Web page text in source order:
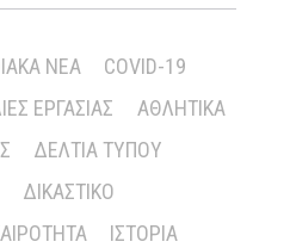
ΝΈΑ
COVID-19
ΕΡΓΑΣΊΑΣ
ΑΘΛΗΤΙΚΆ
ΔΕΛΤΊΑ ΤΎΠΟΥ
ΔΙΚΑΣΤΙΚΌ
ΙΣΤΟΡΊΑ